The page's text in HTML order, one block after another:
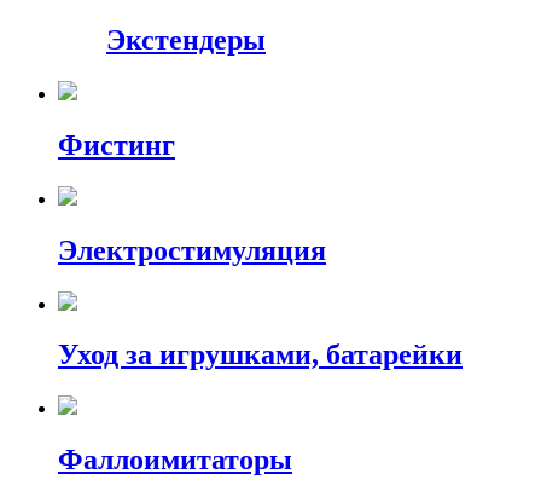
Экстендеры
Фистинг
Электростимуляция
Уход за игрушками, батарейки
Фаллоимитаторы